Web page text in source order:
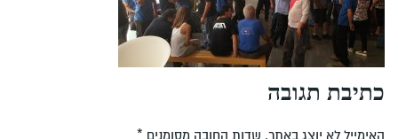
כתיבת תגובה
האימייל לא יוצג באתר. שדות החובה מסומנים *